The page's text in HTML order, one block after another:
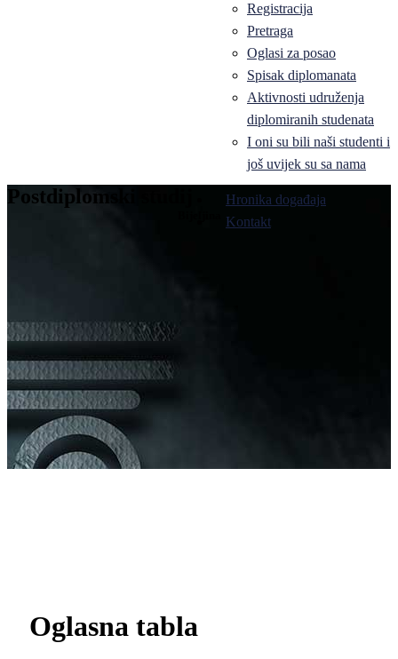
Registracija
Pretraga
Oglasi za posao
Spisak diplomanata
Aktivnosti udruženja
diplomiranih studenata
I oni su bili naši studenti i
još uvijek su sa nama
Hronika događaja
Kontakt
Postdiplomski studij
Oglasna tabla